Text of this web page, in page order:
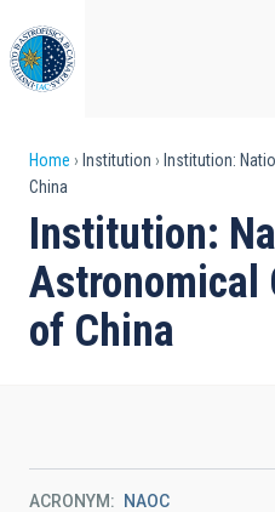
to
main
content
Breadcrumb
Home Institution
Institution:
China
Institution:
Astronomical
of China
ACRONYM NAOC